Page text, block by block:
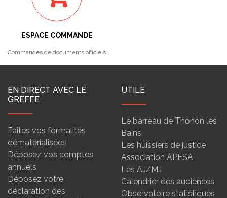
ESPACE COMMANDE
Commandes de documents officiels
EN DIRECT AVEC LE
GREFFE
Faites vos formalités
dématérialisées
Déposez vos comptes
annuels
Déposez votre
déclaration des
UTILE
Le barreau de Thonon les
Bains
Les huissiers de justice
Association APESA
Les AJ/MJ
Calendrier des audiences
Observatoire statistiques